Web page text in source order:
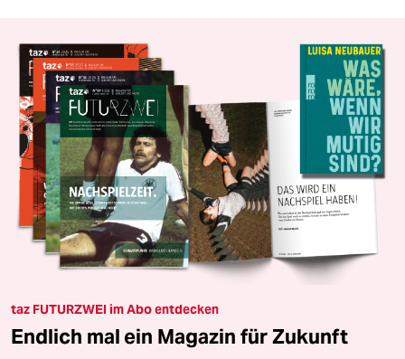
taz FUTURZWEI im Abo entdecken
Endlich mal ein Magazin für Zukunft